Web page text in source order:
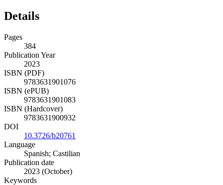
Details
Pages
384
Publication Year
2023
ISBN (PDF)
9783631901076
ISBN (ePUB)
9783631901083
ISBN (Hardcover)
9783631900932
DOI
10.3726/b20761
Language
Spanish; Castilian
Publication date
2023 (October)
Keywords